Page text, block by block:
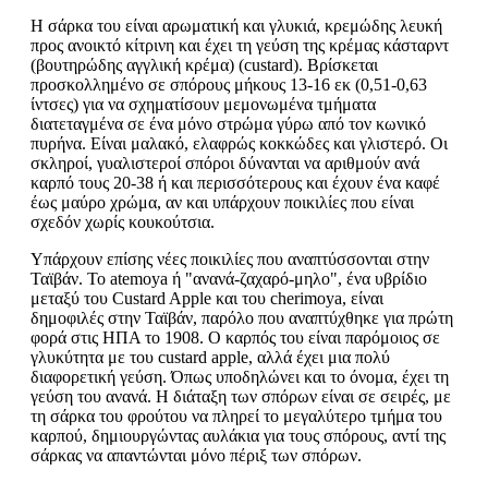
Η σάρκα του είναι αρωματική και γλυκιά, κρεμώδης λευκή
προς ανοικτό κίτρινη και έχει τη γεύση της κρέμας κάσταρντ
(βουτηρώδης αγγλική κρέμα) (custard). Βρίσκεται
προσκολλημένο σε σπόρους μήκους 13-16 εκ (0,51-0,63
ίντσες) για να σχηματίσουν μεμονωμένα τμήματα
διατεταγμένα σε ένα μόνο στρώμα γύρω από τον κωνικό
πυρήνα. Είναι μαλακό, ελαφρώς κοκκώδες και γλιστερό. Οι
σκληροί, γυαλιστεροί σπόροι δύνανται να αριθμούν ανά
καρπό τους 20-38 ή και περισσότερους και έχουν ένα καφέ
έως μαύρο χρώμα, αν και υπάρχουν ποικιλίες που είναι
σχεδόν χωρίς κουκούτσια.
Υπάρχουν επίσης νέες ποικιλίες που αναπτύσσονται στην
Ταϊβάν. Το atemoya ή "ανανά-ζαχαρό-μηλο", ένα υβρίδιο
μεταξύ του Custard Apple και του cherimoya, είναι
δημοφιλές στην Ταϊβάν, παρόλο που αναπτύχθηκε για πρώτη
φορά στις ΗΠΑ το 1908. Ο καρπός του είναι παρόμοιος σε
γλυκύτητα με του custard apple, αλλά έχει μια πολύ
διαφορετική γεύση. Όπως υποδηλώνει και το όνομα, έχει τη
γεύση του ανανά. Η διάταξη των σπόρων είναι σε σειρές, με
τη σάρκα του φρούτου να πληρεί το μεγαλύτερο τμήμα του
καρπού, δημιουργώντας αυλάκια για τους σπόρους, αντί της
σάρκας να απαντώνται μόνο πέριξ των σπόρων.